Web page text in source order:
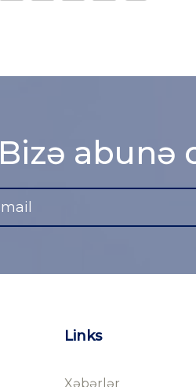
Bizə abunə
Links
Xəbərlər